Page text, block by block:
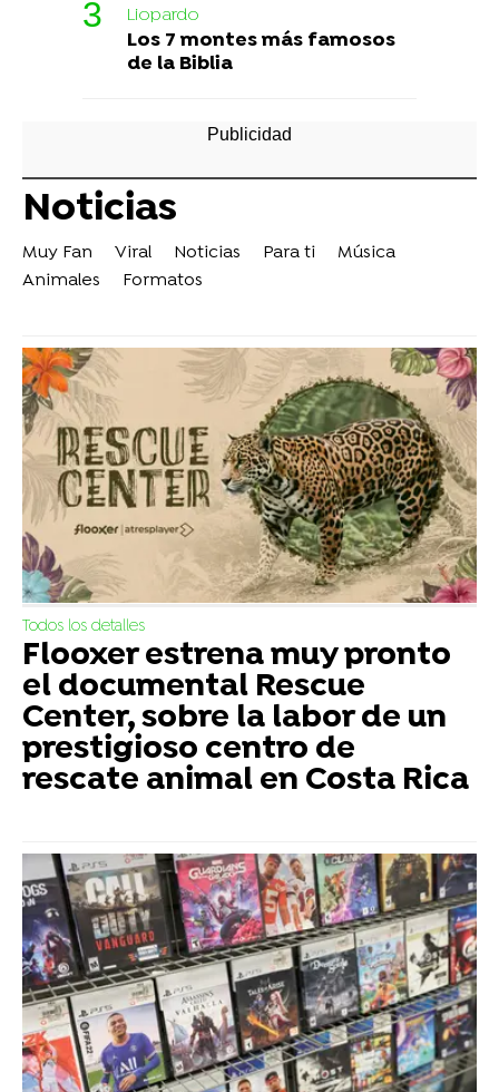
Liopardo
Los 7 montes más famosos
de la Biblia
Noticias
Muy Fan Viral Noticias Para ti
Música
Animales
Formatos
Todos los detalles
Flooxer estrena muy pronto
el documental Rescue
Center, sobre la labor de un
prestigioso centro de
rescate animal en Costa Rica